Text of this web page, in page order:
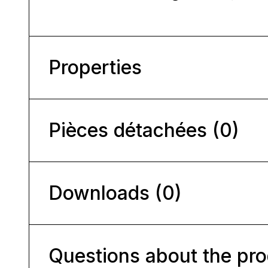
Properties
Pièces détachées (0)
Downloads (0)
Questions about the